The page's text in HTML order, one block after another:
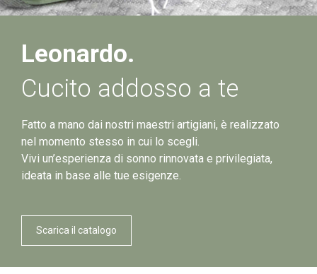
Leonardo.
Cucito addosso a te
Fatto a mano dai nostri maestri artigiani, è realizzato
nel momento stesso in cui lo scegli.
Vivi un’esperienza di sonno rinnovata e privilegiata,
ideata in base alle tue esigenze.
Scarica il catalogo